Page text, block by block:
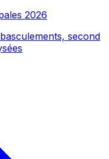
2026
second